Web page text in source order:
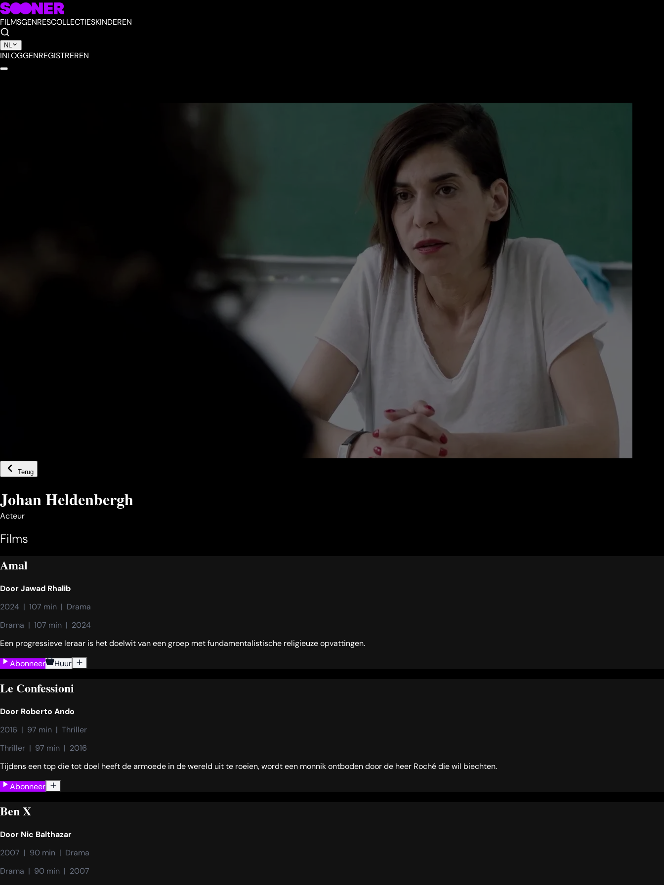
FILMSGENRESCOLLECTIESKINDEREN
NL
INLOGGENREGISTREREN
Terug
Johan Heldenbergh
Acteur
Films
Amal
DoorJawad Rhalib
2024  |  107 min  |  Drama
Drama  |  107 min  |  2024
Een progressieve leraar is het doelwit van een groep met fundamentalistische religieuze opvattingen.
Abonneer
Huur
Le Confessioni
Door Roberto Ando
2016  |  97 min  |  Thriller
Thriller  |  97 min  |  2016
Tijdens een top die tot doel heeft de armoede in de wereld uit te roeien, wordt een monnik ontboden door de heer Roché die wil biechten.
Abonneer
Ben X
Door Nic Balthazar
2007  |  90 min  |  Drama
Drama  |  90 min  |  2007